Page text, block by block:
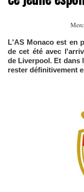
L'AS Monaco est en
de cet été avec
de Liverpool. Et dans
rester définitivement